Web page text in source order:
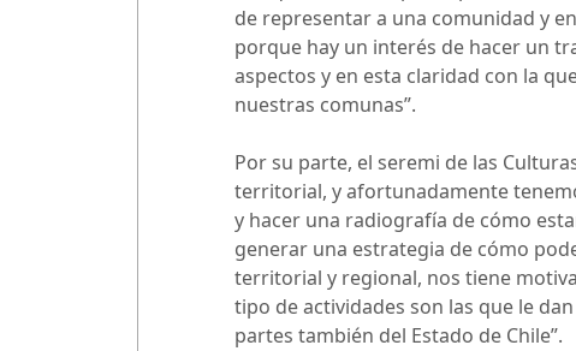
de representar a una comunidad y
porque hay un interés de hacer un
aspectos y en esta claridad con la
nuestras comunas”.
Por su parte, el seremi de las
territorial, y afortunadamente
y hacer una radiografía de cómo
generar una estrategia de cómo
territorial y regional, nos tiene
tipo de actividades son las que le
partes también del Estado de Chile”.